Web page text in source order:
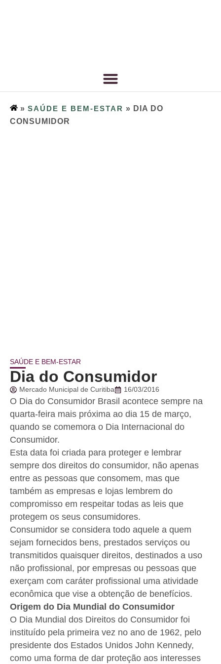
» SAÚDE E BEM-ESTAR » DIA DO
CONSUMIDOR
SAÚDE E BEM-ESTAR
Dia do Consumidor
Mercado Municipal de Curitiba 16/03/2016
O Dia do Consumidor Brasil acontece sempre na
quarta-feira mais próxima ao dia 15 de março,
quando se comemora o Dia Internacional do
Consumidor.
Esta data foi criada para proteger e lembrar
sempre dos direitos do consumidor, não apenas
entre as pessoas que consomem, mas que
também as empresas e lojas lembrem do
compromisso em respeitar todas as leis que
protegem os seus consumidores.
Consumidor se considera todo aquele a quem
sejam fornecidos bens, prestados serviços ou
transmitidos quaisquer direitos, destinados a uso
não profissional, por empresas ou pessoas que
exerçam com caráter profissional uma atividade
econômica que vise a obtenção de benefícios.
Origem do Dia Mundial do Consumidor
O Dia Mundial dos Direitos do Consumidor foi
instituído pela primeira vez no ano de 1962, pelo
presidente dos Estados Unidos John Kennedy,
como uma forma de dar proteção aos interesses